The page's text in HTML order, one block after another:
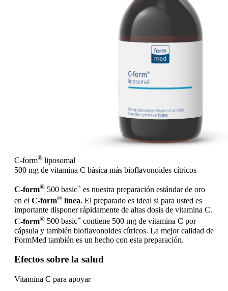
C-form® liposomal
500 mg de vitamina C básica más bioflavonoides cítricos
C-form® 500 basic+ es nuestra preparación estándar de oro
en el C-form® línea. El preparado es ideal si para usted es
importante disponer rápidamente de altas dosis de vitamina C.
C-form® 500 basic+ contiene 500 mg de vitamina C por
cápsula y también bioflavonoides cítricos. La mejor calidad de
FormMed también es un hecho con esta preparación.
Efectos sobre la salud
Vitamina C para apoyar